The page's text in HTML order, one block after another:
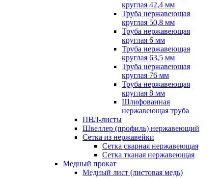
круглая 42,4 мм
Труба нержавеющая
круглая 50,8 мм
Труба нержавеющая
круглая 6 мм
Труба нержавеющая
круглая 63,5 мм
Труба нержавеющая
круглая 76 мм
Труба нержавеющая
круглая 8 мм
Шлифованная
нержавеющая труба
ПВЛ-листы
Швеллер (профиль) нержавеющий
Сетка из нержавейки
Сетка сварная нержавеющая
Сетка тканая нержавеющая
Медный прокат
Медный лист (листовая медь)